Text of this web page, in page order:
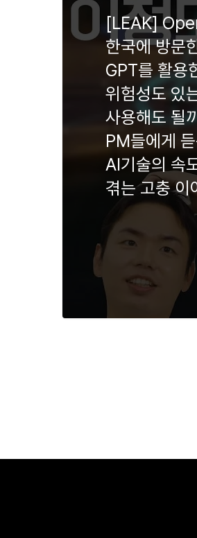
[LEAK]
한국에 방문
GPT를 활용
위험성도 있
사용해도 될
PM들에게
AI기술의 속
겪는 고충 이